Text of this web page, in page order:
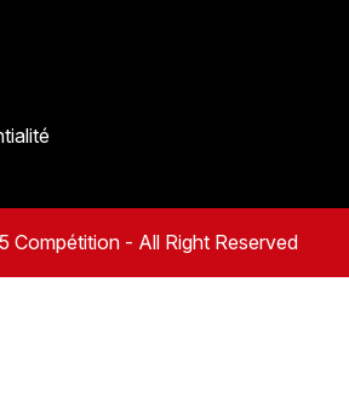
Compétition - All Right Reserved